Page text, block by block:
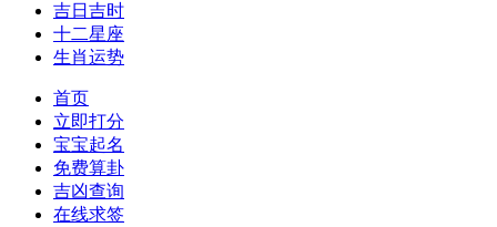
吉日吉时
十二星座
生肖运势
首页
立即打分
宝宝起名
免费算卦
吉凶查询
在线求签